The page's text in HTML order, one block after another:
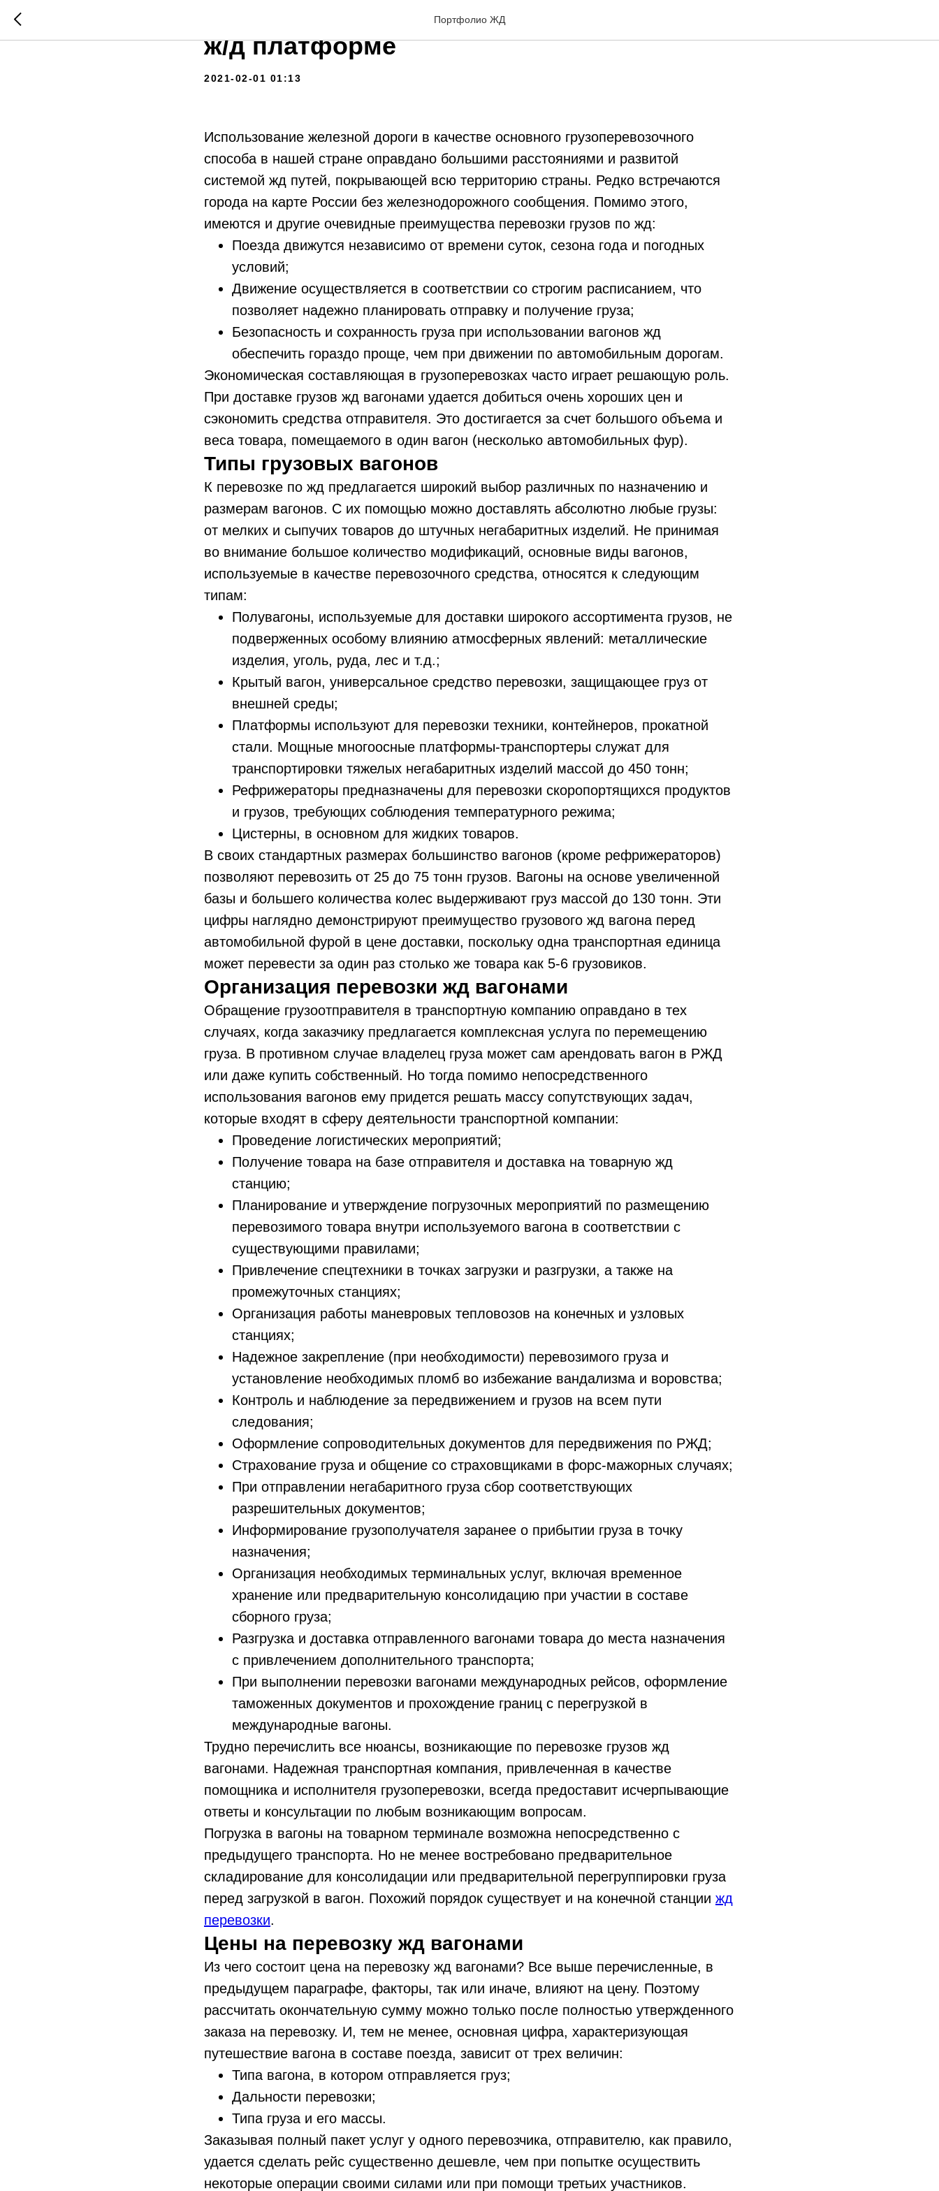
Портфолио ЖД
Перевозка фронтального погрузчика на
ж/д платформе
2021-02-01 01:13
Использование железной дороги в качестве основного грузоперевозочного
способа в нашей стране оправдано большими расстояниями и развитой
системой жд путей, покрывающей всю территорию страны. Редко встречаются
города на карте России без железнодорожного сообщения. Помимо этого,
имеются и другие очевидные преимущества перевозки грузов по жд:
Поезда движутся независимо от времени суток, сезона года и погодных
условий;
Движение осуществляется в соответствии со строгим расписанием, что
позволяет надежно планировать отправку и получение груза;
Безопасность и сохранность груза при использовании вагонов жд
обеспечить гораздо проще, чем при движении по автомобильным дорогам.
Экономическая составляющая в грузоперевозках часто играет решающую роль.
При доставке грузов жд вагонами удается добиться очень хороших цен и
сэкономить средства отправителя. Это достигается за счет большого объема и
веса товара, помещаемого в один вагон (несколько автомобильных фур).
Типы грузовых вагонов
К перевозке по жд предлагается широкий выбор различных по назначению и
размерам вагонов. С их помощью можно доставлять абсолютно любые грузы:
от мелких и сыпучих товаров до штучных негабаритных изделий. Не принимая
во внимание большое количество модификаций, основные виды вагонов,
используемые в качестве перевозочного средства, относятся к следующим
типам:
Полувагоны, используемые для доставки широкого ассортимента грузов, не
подверженных особому влиянию атмосферных явлений: металлические
изделия, уголь, руда, лес и т.д.;
Крытый вагон, универсальное средство перевозки, защищающее груз от
внешней среды;
Платформы используют для перевозки техники, контейнеров, прокатной
стали. Мощные многоосные платформы-транспортеры служат для
транспортировки тяжелых негабаритных изделий массой до 450 тонн;
Рефрижераторы предназначены для перевозки скоропортящихся продуктов
и грузов, требующих соблюдения температурного режима;
Цистерны, в основном для жидких товаров.
В своих стандартных размерах большинство вагонов (кроме рефрижераторов)
позволяют перевозить от 25 до 75 тонн грузов. Вагоны на основе увеличенной
базы и большего количества колес выдерживают груз массой до 130 тонн. Эти
цифры наглядно демонстрируют преимущество грузового жд вагона перед
автомобильной фурой в цене доставки, поскольку одна транспортная единица
может перевести за один раз столько же товара как 5-6 грузовиков.
Организация перевозки жд вагонами
Обращение грузоотправителя в транспортную компанию оправдано в тех
случаях, когда заказчику предлагается комплексная услуга по перемещению
груза. В противном случае владелец груза может сам арендовать вагон в РЖД
или даже купить собственный. Но тогда помимо непосредственного
использования вагонов ему придется решать массу сопутствующих задач,
которые входят в сферу деятельности транспортной компании:
Проведение логистических мероприятий;
Получение товара на базе отправителя и доставка на товарную жд
станцию;
Планирование и утверждение погрузочных мероприятий по размещению
перевозимого товара внутри используемого вагона в соответствии с
существующими правилами;
Привлечение спецтехники в точках загрузки и разгрузки, а также на
промежуточных станциях;
Организация работы маневровых тепловозов на конечных и узловых
станциях;
Надежное закрепление (при необходимости) перевозимого груза и
установление необходимых пломб во избежание вандализма и воровства;
Контроль и наблюдение за передвижением и грузов на всем пути
следования;
Оформление сопроводительных документов для передвижения по РЖД;
Страхование груза и общение со страховщиками в форс-мажорных случаях;
При отправлении негабаритного груза сбор соответствующих
разрешительных документов;
Информирование грузополучателя заранее о прибытии груза в точку
назначения;
Организация необходимых терминальных услуг, включая временное
хранение или предварительную консолидацию при участии в составе
сборного груза;
Разгрузка и доставка отправленного вагонами товара до места назначения
с привлечением дополнительного транспорта;
При выполнении перевозки вагонами международных рейсов, оформление
таможенных документов и прохождение границ с перегрузкой в
международные вагоны.
Трудно перечислить все нюансы, возникающие по перевозке грузов жд
вагонами. Надежная транспортная компания, привлеченная в качестве
помощника и исполнителя грузоперевозки, всегда предоставит исчерпывающие
ответы и консультации по любым возникающим вопросам.
Погрузка в вагоны на товарном терминале возможна непосредственно с
предыдущего транспорта. Но не менее востребовано предварительное
складирование для консолидации или предварительной перегруппировки груза
перед загрузкой в вагон. Похожий порядок существует и на конечной станции жд
перевозки.
Цены на перевозку жд вагонами
Из чего состоит цена на перевозку жд вагонами? Все выше перечисленные, в
предыдущем параграфе, факторы, так или иначе, влияют на цену. Поэтому
рассчитать окончательную сумму можно только после полностью утвержденного
заказа на перевозку. И, тем не менее, основная цифра, характеризующая
путешествие вагона в составе поезда, зависит от трех величин:
Типа вагона, в котором отправляется груз;
Дальности перевозки;
Типа груза и его массы.
Заказывая полный пакет услуг у одного перевозчика, отправителю, как правило,
удается сделать рейс существенно дешевле, чем при попытке осуществить
некоторые операции своими силами или при помощи третьих участников.